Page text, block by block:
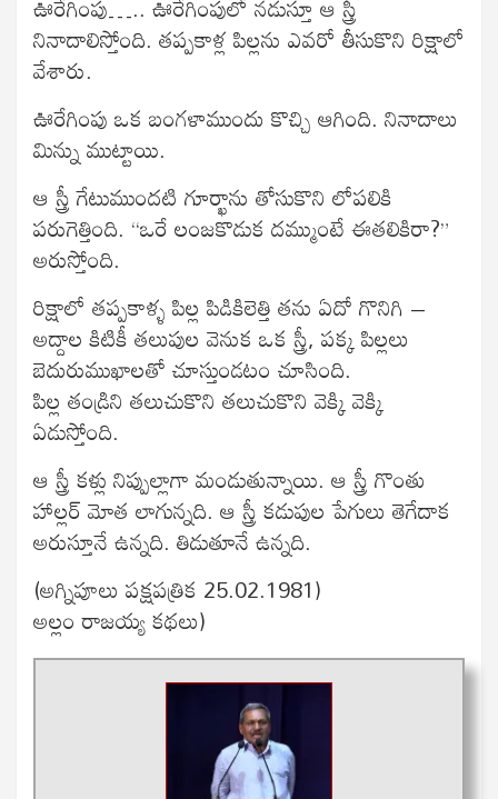
నినాదాలిస్తోంది. తప్పకాళ్ల పిల్లను ఎవరో తీసుకొని రిక్షాలో
వేశారు.
ఊరేగింపు ఒక బంగళాముందు కొచ్చి ఆగింది. నినాదాలు
మిన్ను ముట్టాయి.
ఆ స్త్రీ గేటుముందటి గూర్ఖాను తోసుకొని లోపలికి
పరుగెత్తింది. “ఒరే లంజకొడుక దమ్ముంటే ఈతలికిరా?”
అరుస్తోంది.
రిక్షాలో తప్పకాళ్ళ పిల్ల పిడికిలెత్తి తను ఏదో గొనిగి –
అద్దాల కిటికీ తలుపుల వెనుక ఒక స్త్రీ, పక్క పిల్లలు
బెదురుముఖాలతో చూస్తుండటం చూసింది.
పిల్ల తండ్రిని తలుచుకొని తలుచుకొని వెక్కి వెక్కి
ఏడుస్తోంది.
ఆ స్త్రీ కళ్లు నిప్పుల్లాగా మండుతున్నాయి. ఆ స్త్రీ గొంతు
హాల్లర్ మోత లాగున్నది. ఆ స్త్రీ కడుపుల పేగులు తెగేదాక
అరుస్తూనే ఉన్నది. తిడుతూనే ఉన్నది.
(అగ్నిపూలు పక్షపత్రిక 25.02.1981)
అల్లం రాజయ్య కథలు)